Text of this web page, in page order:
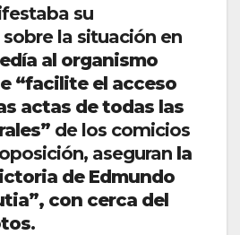
su
la situación en
al organismo
“facilite el acceso
actas de todas las
de los comicios
aseguran la
de Edmundo
con cerca del
.